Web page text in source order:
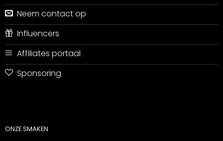
Neem contact op
Influencers
Affiliates portaal
Sponsoring
ONZE SMAKEN